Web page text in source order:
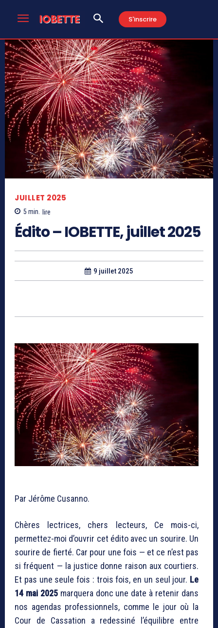
S'inscrire
JUILLET 2025
5 min. lire
Édito – IOBETTE, juillet 2025
9 juillet 2025
Par Jérôme Cusanno.
Chères lectrices, chers lecteurs, Ce mois-ci,
permettez-moi d’ouvrir cet édito avec un sourire. Un
sourire de fierté. Car pour une fois — et ce n’est pas
si fréquent — la justice donne raison aux courtiers.
Et pas une seule fois : trois fois, en un seul jour. Le
14 mai 2025 marquera donc une date à retenir dans
nos agendas professionnels, comme le jour où la
Cour de Cassation a redessiné l’équilibre entre